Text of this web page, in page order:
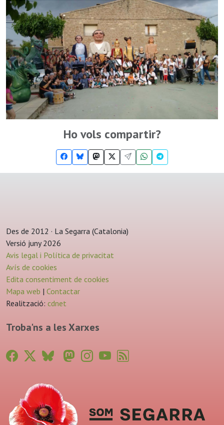
Ho vols compartir?
Des de 2012 · La Segarra (Catalonia)
Versió juny 2026
Avis legal i Política de privacitat
Avís de cookies
Edita consentiment de cookies
Mapa web | Contactar
Realització: cdnet
Troba'ns a les Xarxes